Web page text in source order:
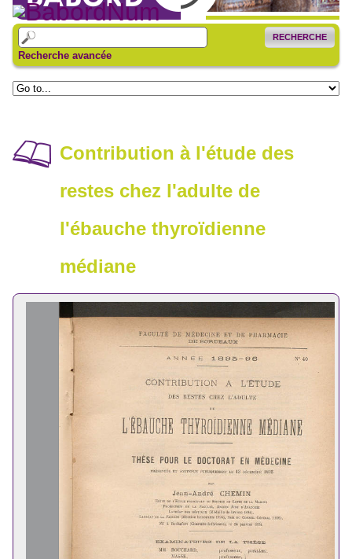
RECHERCHE
Recherche avancée
Contribution à l'étude des
restes chez l'adulte de
l'ébauche thyroïdienne
médiane